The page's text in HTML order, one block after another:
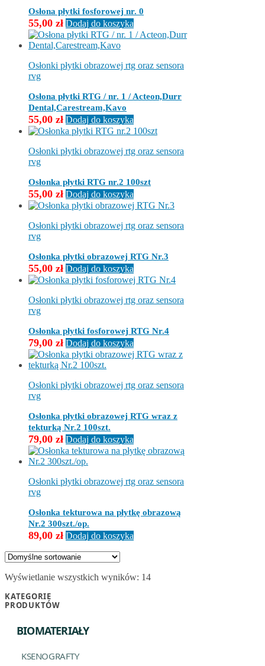
Osłona płytki fosforowej nr. 0
55,00 zł Dodaj do koszyka
Osłonki płytki obrazowej rtg oraz sensora
rvg
Osłona płytki RTG / nr. 1 / Acteon,Durr
Dental,Carestream,Kavo
55,00 zł Dodaj do koszyka
Osłonki płytki obrazowej rtg oraz sensora
rvg
Osłonka płytki RTG nr.2 100szt
55,00 zł Dodaj do koszyka
Osłonki płytki obrazowej rtg oraz sensora
rvg
Osłonka płytki obrazowej RTG Nr.3
55,00 zł Dodaj do koszyka
Osłonki płytki obrazowej rtg oraz sensora
rvg
Osłonka płytki fosforowej RTG Nr.4
79,00 zł Dodaj do koszyka
Osłonki płytki obrazowej rtg oraz sensora
rvg
Osłonka płytki obrazowej RTG wraz z
tekturką Nr.2 100szt.
79,00 zł Dodaj do koszyka
Osłonki płytki obrazowej rtg oraz sensora
rvg
Osłonka tekturowa na płytkę obrazową
Nr.2 300szt./op.
89,00 zł Dodaj do koszyka
Wyświetlanie wszystkich wyników: 14
KATEGORIE
PRODUKTÓW
BIOMATERIAŁY
KSENOGRAFTY